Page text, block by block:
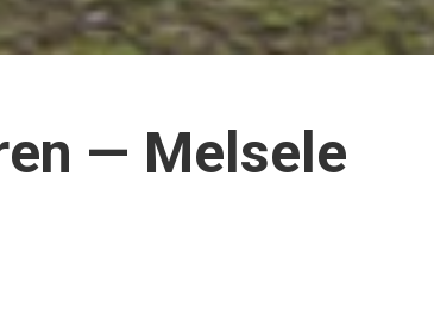
— Melsele